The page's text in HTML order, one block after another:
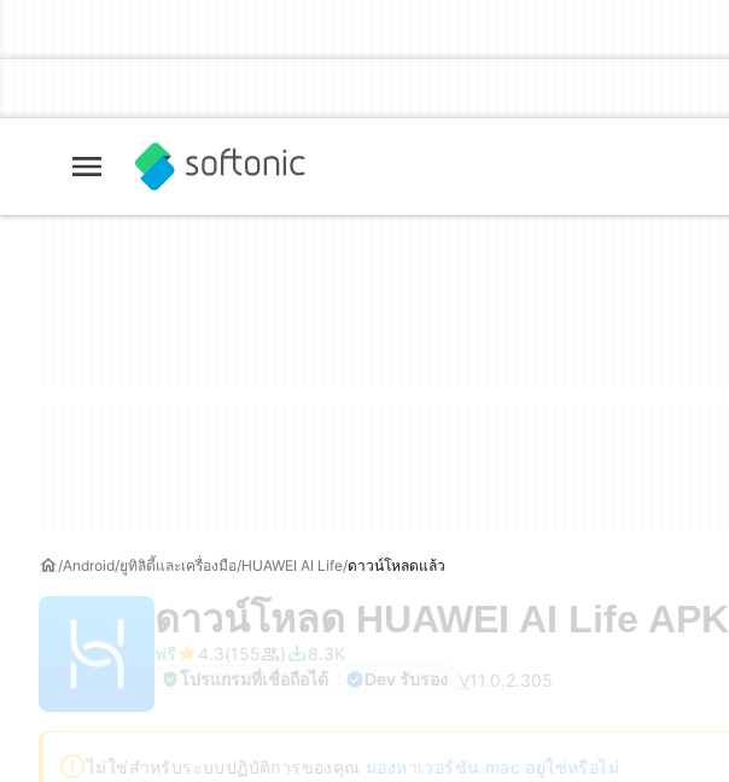
Android ยูทิลิตี้และเครื่องมือ HUAWEI AI Life ดาวน์โหลดแล้ว
ดาวน์โหลด HUAWEI AI Life APK
ฟรี
4.3 155
8.3K
โปรแกรมที่เชื่อถือได้
Dev รับรอง V11.0.2.305
ไม่ใช่สำหรับระบบปฏิบัติการของคุณ มองหาเวอร์ชัน mac อยู่ใช่หรือไม่